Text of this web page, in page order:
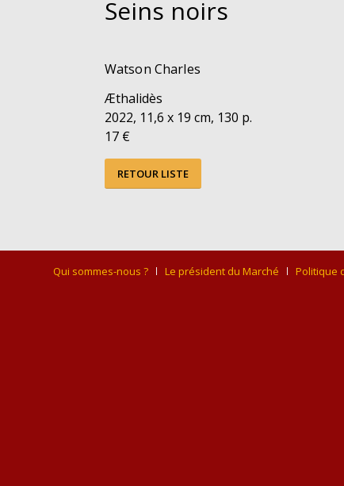
Seins noirs
Watson Charles
Æthalidès
2022, 11,6 x 19 cm, 130 p.
17 €
RETOUR LISTE
Qui sommes-nous ? Le président du Marché Politique